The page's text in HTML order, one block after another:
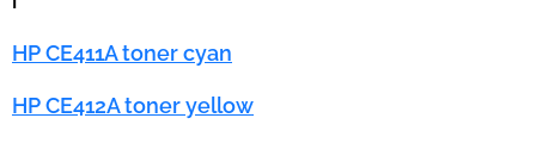
HP CE411A toner cyan
HP CE412A toner yellow